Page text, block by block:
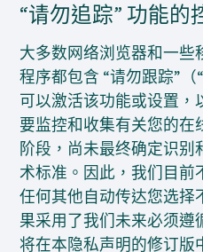
“请勿追踪” 功能的
大多数网络浏览器和一些
程序都包含 “请勿跟踪”
可以激活该功能或设置，
要监控和收集有关您的在
阶段，尚未最终确定识别
术标准。因此，我们目前
任何其他自动传达您选择
果采用了我们未来必须遵
将在本隐私声明的修订版